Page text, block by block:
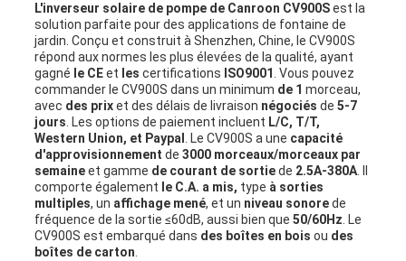
L'inverseur solaire de pompe de Canroon CV900Sest la
solution parfaite pour des applications de fontaine de
jardin. Conçu et construit à Shenzhen, Chine, le CV900S
répond aux normes les plus élevées de la qualité, ayant
gagné le CEet les certifications ISO9001 . Vous pouvez
commander le CV900S dans un minimum de 1 morceau,
avec des prixet des délais de livraison négociés de 5-7
jours. Les options de paiement incluent L/C, T/T,
Western Union, et Paypal . Le CV900S a une capacité
d'approvisionnement de 3000 morceaux/morceaux par
semaineet gamme de courant de sortiede 2.5A-380A. Il
comporte également le C.A. a mis, type à sorties
multiples, un affichage mené, et un niveau sonorede
fréquence de la sortie ≤60dB, aussi bien que 50/60Hz. Le
CV900S est embarqué dans des boîtes en bois ou des
boîtes de carton.